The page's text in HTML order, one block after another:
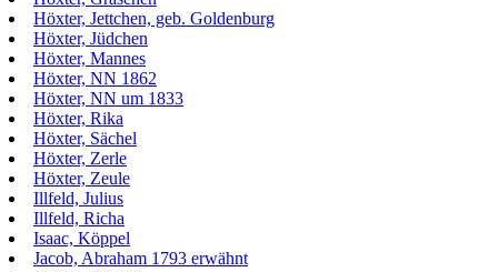
Höxter, Jettchen, geb. Goldenburg
Höxter, Jüdchen
Höxter, Mannes
Höxter, NN 1862
Höxter, NN um 1833
Höxter, Rika
Höxter, Sächel
Höxter, Zerle
Höxter, Zeule
Illfeld, Julius
Illfeld, Richa
Isaac, Köppel
Jacob, Abraham 1793 erwähnt